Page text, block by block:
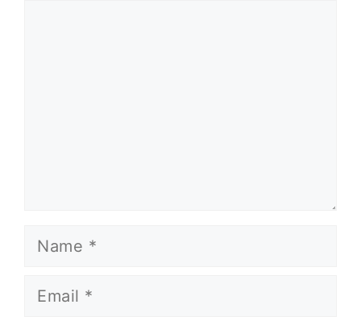
Name
Email